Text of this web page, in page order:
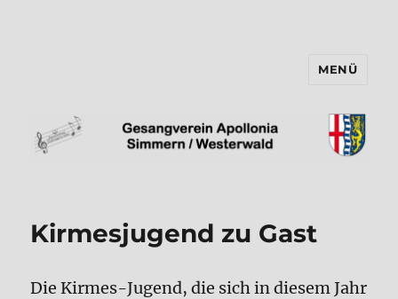
MENÜ
Kirmesjugend zu Gast
Die Kirmes-Jugend, die sich in diesem Jahr